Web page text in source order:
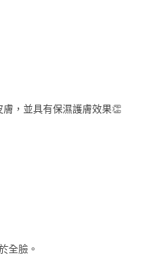
，並具有保濕護膚效果👏
全臉。